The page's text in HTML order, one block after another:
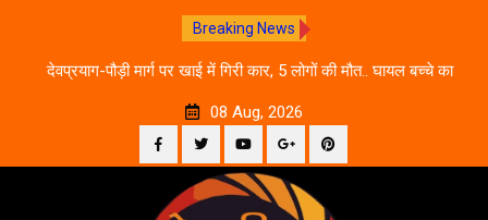
Breaking News
देवप्रयाग-पौड़ी मार्ग पर खाई में गिरी कार, 5 लोगों की मौत.. घायल बच्चे का
08 Aug, 2026
Facebook
TwitterYouTubePlus
Google